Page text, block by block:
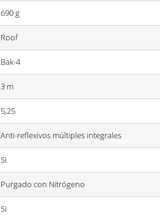
690 g
Roof
Bak-4
3 m
5,25
Anti-reflexivos múltiples integrales
Si
Purgado con Nitrógeno
Si